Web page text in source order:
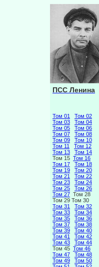
ПСС Ленина
Том 01
Том 02
Том 03
Том 04
Том 05
Том 06
Том 07
Том 08
Том 09
Том 10
Том 11
Том 12
Том 13
Том 14
Том 15 Том 16
Том 17
Том 18
Том 19
Том 20
Том 21
Том 22
Том 23
Том 24
Том 25
Том 26
Том 27 Том 28
Том 29 Том 30
Том 31
Том 32
Том 33
Том 34
Том 35
Том 36
Том 37
Том 38
Том 39
Том 40
Том 41
Том 42
Том 43
Том 44
Том 45 Том 46
Том 47
Том 48
Том 49
Том 50